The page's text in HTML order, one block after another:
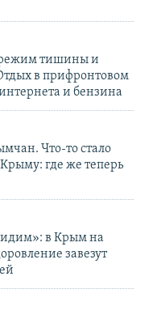
тишины и
в прифронтовом
и бензина
Что-то стало
где же теперь
в Крым на
завезут